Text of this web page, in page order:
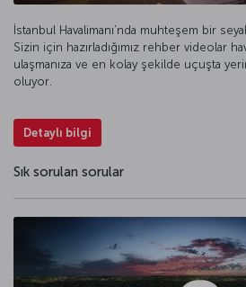
İstanbul Havalimanı’nda muhteşem bir
Sizin için hazırladığımız rehber videolar
ulaşmanıza ve en kolay şekilde uçuşta
oluyor.
Detaylı bilgi
Sık sorulan sorular